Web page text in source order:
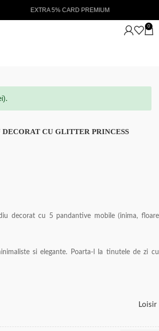
NOUTATI IN STOC 💖
0
CU GLITTER PRINCESS
decorat cu 5 pandantive mobile (inima,
si elegante. Poarta-l la tinutele de zi
Loisir